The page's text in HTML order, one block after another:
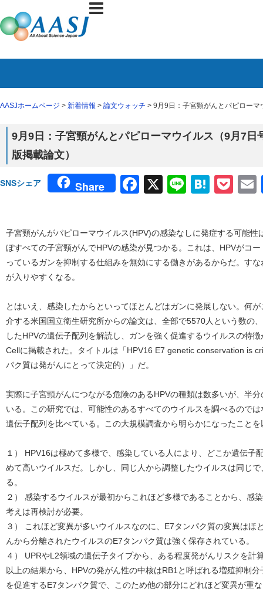
AASJホームページ > 新着情報 > 論文ウォッチ > 9月9日：子宮頸がんとパピロー
9月9日：子宮頸がんとパピローマウイルス（9月7
版掲載論文）
SNSシェア Share Facebook
X Line
子宮頸がんがパピローマウイルス(HPV)の感染なしに発症する可能
ぼすべての子宮頸がんでHPVの感染が見つかる。これは、HPVがコ
っているガンを抑制する仕組みを無効にする働きがあるからだ。す
が入りやすくなる。
とはいえ、感染したからといってほとんどはガンに発展しない。何
介する米国国立衛生研究所からの論文は、全部で5570人という数の
したHPVの遺伝子配列を解読し、ガンを強く促進するウイルスの特
Cellに掲載された。タイトルは「HPV16 E7 genetic conservation is
パク質は発がんにとって決定的）」だ。
実際に子宮頸がんにつながる危険のあるHPVの種類は数多いが、半
いる。この研究では、可能性のあるすべてのウイルスを調べるので
遺伝子配列を比べている。この大規模調査から明らかになったこと
１） HPV16は極めて多様で、感染している人により、どこか遺伝子
めて高いウイルスだ。しかし、同じ人から調整したウイルスは同じ
る。
２） 感染するウイルスが最初からこれほど多様であることから、感
考えは再検討が必要。
３） これほど変異が多いウイルスなのに、E7タンパク質の変異はほ
んから分離されたウイルスのE7タンパク質は強く保存されている。
４） UPRやL2領域の遺伝子タイプから、ある程度発がんリスクを計
以上の結果から、HPVの発がん性の中核はRB1と呼ばれる増殖抑制
を促進するE7タンパク質で、このため他の部分にどれほど変異が重